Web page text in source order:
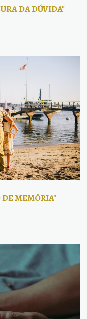
DA DÚVIDA"
MEMÓRIA"